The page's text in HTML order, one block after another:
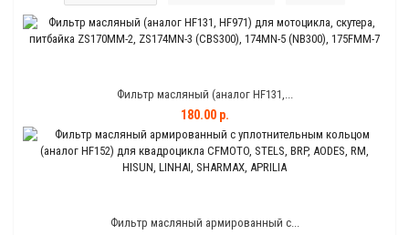
Фильтр масляный (аналог HF131,...
180.00 р.
Фильтр масляный армированный с...